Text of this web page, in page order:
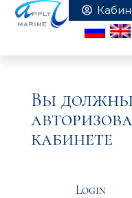
Вы
кабинете
Login